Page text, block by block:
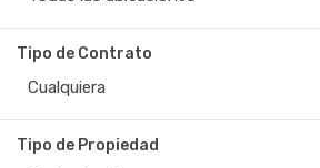
Tipo de Contrato
Cualquiera
Tipo de Propiedad